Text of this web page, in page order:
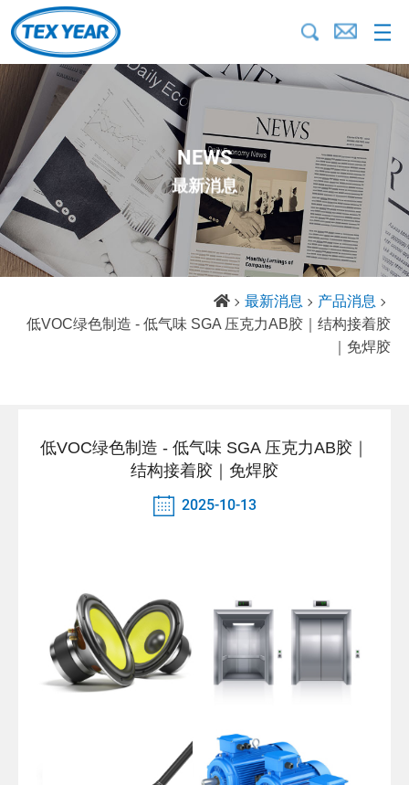
NEWS
最新消息
最新消息
产品消息
低VOC绿色制造 - 低气味 SGA 压克力AB胶｜结构接着胶
｜免焊胶
低VOC绿色制造 - 低气味 SGA 压克力AB胶｜
结构接着胶｜免焊胶
2025-10-13